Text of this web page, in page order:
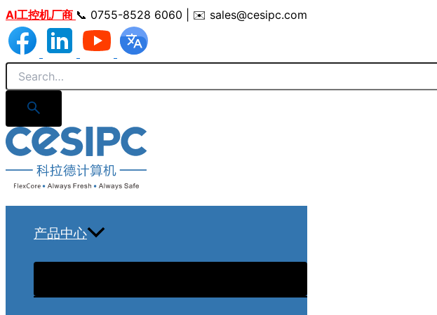
跳
至
内
容
AI工控机厂商 📞 0755-8528 6060 | ✉️ sales@cesipc.com
产品中心